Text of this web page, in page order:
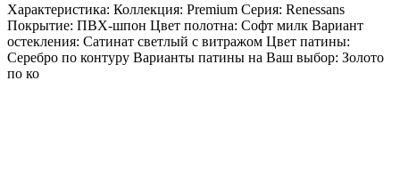
Характеристика: Коллекция: Premium Серия: Renessans
Покрытие: ПВХ-шпон Цвет полотна: Софт милк Вариант
остекления: Сатинат светлый с витражом Цвет патины:
Серебро по контуру Варианты патины на Ваш выбор: Золото
по ко